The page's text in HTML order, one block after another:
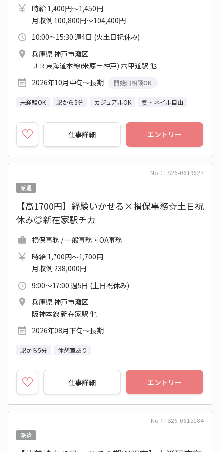
時給 1,400円～1,450円
月収例 100,800円～104,400円
10:00～15:30 週4日 (火土日祝休み)
兵庫県 神戸市灘区
ＪＲ東海道本線(米原－神戸) 六甲道駅 他
2026年10月中旬～長期
開始日相談OK
未経験OK 駅から5分 カジュアルOK 髪・ネイル自由
仕事詳細 エントリー
No：ES26-0619627
派遣
【高1700円】経験いかせる×損保事務☆土日祝
休み◎新在家駅チカ
損保事務 / 一般事務・OA事務
時給 1,700円～1,700円
月収例 238,000円
9:00～17:00 週5日 (土日祝休み)
兵庫県 神戸市灘区
阪神本線 新在家駅 他
2026年08月下旬～長期
駅から5分 休憩室あり
仕事詳細 エントリー
No：TS26-0615184
派遣